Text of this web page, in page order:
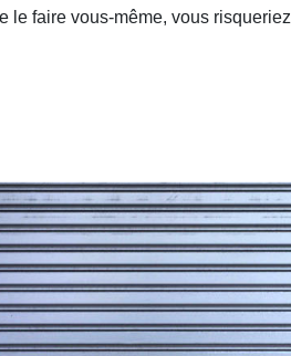
le faire vous-même, vous risqueriez